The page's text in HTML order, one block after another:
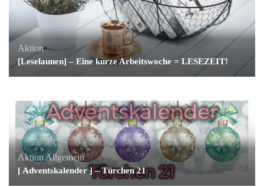
Aktion
[Leselaunen] – Eine kurze Arbeitswoche = LESEZEIT!
AktionAllgemein
[ Adventskalender ] – Türchen 21